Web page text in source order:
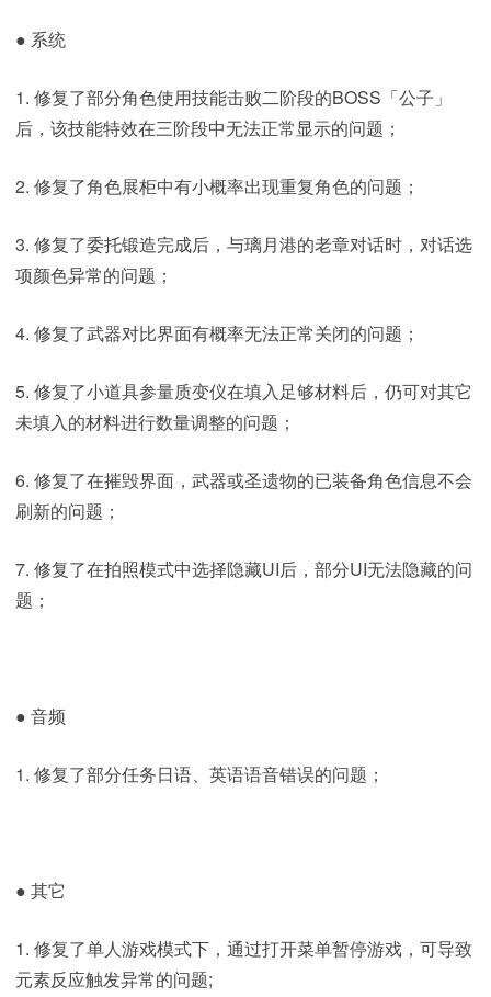
● 系统
1. 修复了部分角色使用技能击败二阶段的BOSS「公子」
后，该技能特效在三阶段中无法正常显示的问题；
2. 修复了角色展柜中有小概率出现重复角色的问题；
3. 修复了委托锻造完成后，与璃月港的老章对话时，对话选
项颜色异常的问题；
4. 修复了武器对比界面有概率无法正常关闭的问题；
5. 修复了小道具参量质变仪在填入足够材料后，仍可对其它
未填入的材料进行数量调整的问题；
6. 修复了在摧毁界面，武器或圣遗物的已装备角色信息不会
刷新的问题；
7. 修复了在拍照模式中选择隐藏UI后，部分UI无法隐藏的问
题；
● 音频
1. 修复了部分任务日语、英语语音错误的问题；
● 其它
1. 修复了单人游戏模式下，通过打开菜单暂停游戏，可导致
元素反应触发异常的问题;